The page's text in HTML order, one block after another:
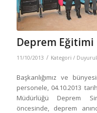
Deprem Eğitimi
11/10/2013 / Kategori /
Başkanlığımız ve
personele, 04.10.2013
Müdürlüğü Deprem
öncesinde, deprem